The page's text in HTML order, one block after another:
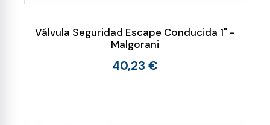
Válvula Seguridad Escape Conducida 1" -
Malgorani
40,23 €